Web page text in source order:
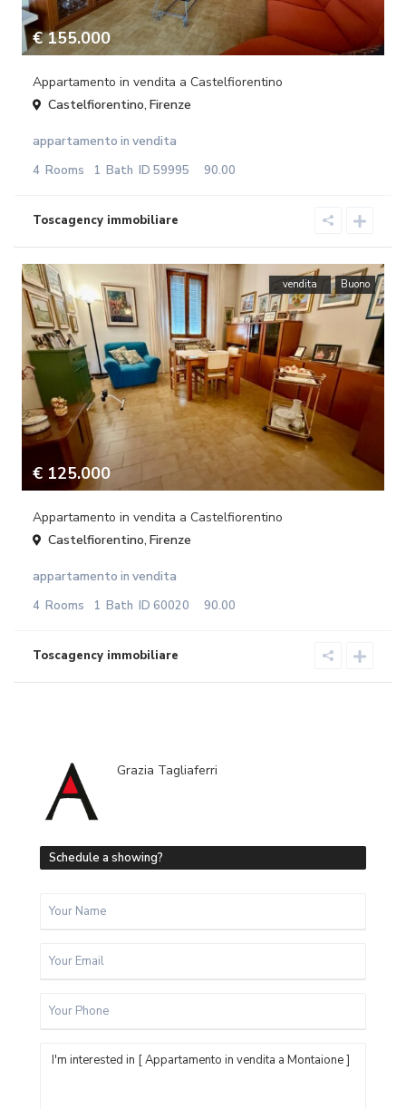
€ 155.000
Appartamento in vendita a Castelfiorentino
Castelfiorentino, Firenze
appartamento in vendita
4 Rooms 1 Bath ID 59995 90.00
€ 125.000
vendita Buono
Appartamento in vendita a Castelfiorentino
Castelfiorentino, Firenze
appartamento in vendita
4 Rooms 1 Bath ID 60020 90.00
Grazia Tagliaferri
Schedule a showing?